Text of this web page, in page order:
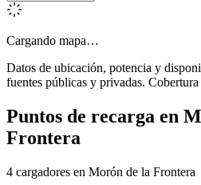
Cargando mapa…
Datos de ubicación, potencia y
fuentes públicas y privadas. Cobertura
Puntos de recarga en
Frontera
4 cargadores en Morón de la Frontera